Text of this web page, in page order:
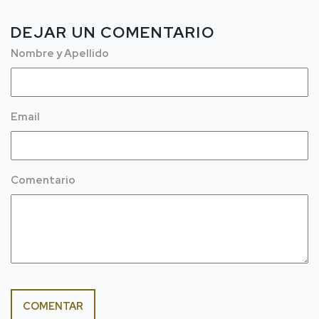
DEJAR UN COMENTARIO
Nombre y Apellido
Email
Comentario
COMENTAR